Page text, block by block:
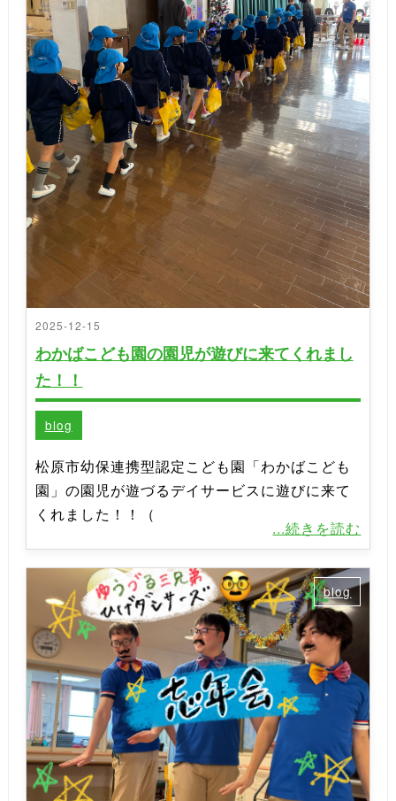
2025-12-15
わかばこども園の園児が遊びに来てくれまし
た！！
blog
松原市幼保連携型認定こども園「わかばこども
園」の園児が遊づるデイサービスに遊びに来て
くれました！！（
...続きを読む
blog